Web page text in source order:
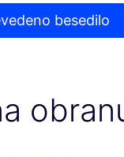
besedilo